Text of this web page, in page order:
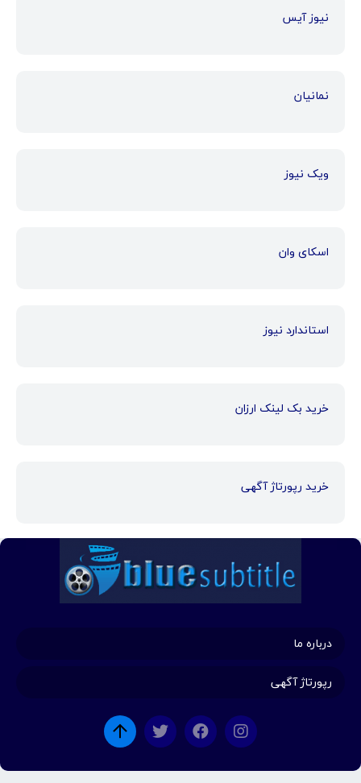
نیوز آیس
نمانیان
ویک نیوز
اسکای وان
استاندارد نیوز
خرید بک لینک ارزان
خرید رپورتاژ آگهی
درباره ما
رپورتاژ آگهی